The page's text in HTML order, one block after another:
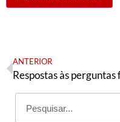
ANTERIOR